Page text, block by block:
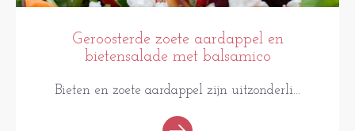
Geroosterde zoete aardappel en
bietensalade met balsamico
Bieten en zoete aardappel zijn uitzonderli...